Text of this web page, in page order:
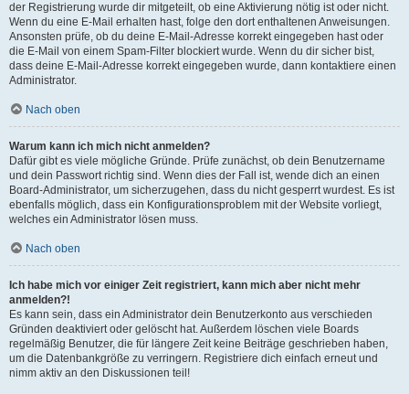
der Registrierung wurde dir mitgeteilt, ob eine Aktivierung nötig ist oder nicht.
Wenn du eine E-Mail erhalten hast, folge den dort enthaltenen Anweisungen.
Ansonsten prüfe, ob du deine E-Mail-Adresse korrekt eingegeben hast oder
die E-Mail von einem Spam-Filter blockiert wurde. Wenn du dir sicher bist,
dass deine E-Mail-Adresse korrekt eingegeben wurde, dann kontaktiere einen
Administrator.
Nach oben
Warum kann ich mich nicht anmelden?
Dafür gibt es viele mögliche Gründe. Prüfe zunächst, ob dein Benutzername
und dein Passwort richtig sind. Wenn dies der Fall ist, wende dich an einen
Board-Administrator, um sicherzugehen, dass du nicht gesperrt wurdest. Es ist
ebenfalls möglich, dass ein Konfigurationsproblem mit der Website vorliegt,
welches ein Administrator lösen muss.
Nach oben
Ich habe mich vor einiger Zeit registriert, kann mich aber nicht mehr
anmelden?!
Es kann sein, dass ein Administrator dein Benutzerkonto aus verschieden
Gründen deaktiviert oder gelöscht hat. Außerdem löschen viele Boards
regelmäßig Benutzer, die für längere Zeit keine Beiträge geschrieben haben,
um die Datenbankgröße zu verringern. Registriere dich einfach erneut und
nimm aktiv an den Diskussionen teil!